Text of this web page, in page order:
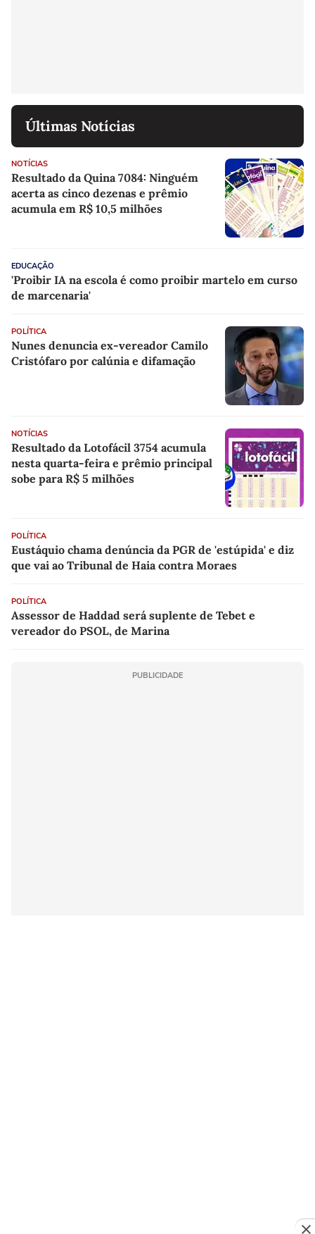
Últimas Notícias
NOTÍCIAS
Resultado da Quina 7084: Ninguém
acerta as cinco dezenas e prêmio
acumula em R$ 10,5 milhões
EDUCAÇÃO
'Proibir IA na escola é como proibir martelo em curso
de marcenaria'
POLÍTICA
Nunes denuncia ex-vereador Camilo
Cristófaro por calúnia e difamação
NOTÍCIAS
Resultado da Lotofácil 3754 acumula
nesta quarta-feira e prêmio principal
sobe para R$ 5 milhões
POLÍTICA
Eustáquio chama denúncia da PGR de 'estúpida' e diz
que vai ao Tribunal de Haia contra Moraes
POLÍTICA
Assessor de Haddad será suplente de Tebet e
vereador do PSOL, de Marina
PUBLICIDADE